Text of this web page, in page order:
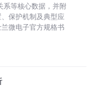
系等核心数据，并附
保护机制及典型应
微电子官方规格书